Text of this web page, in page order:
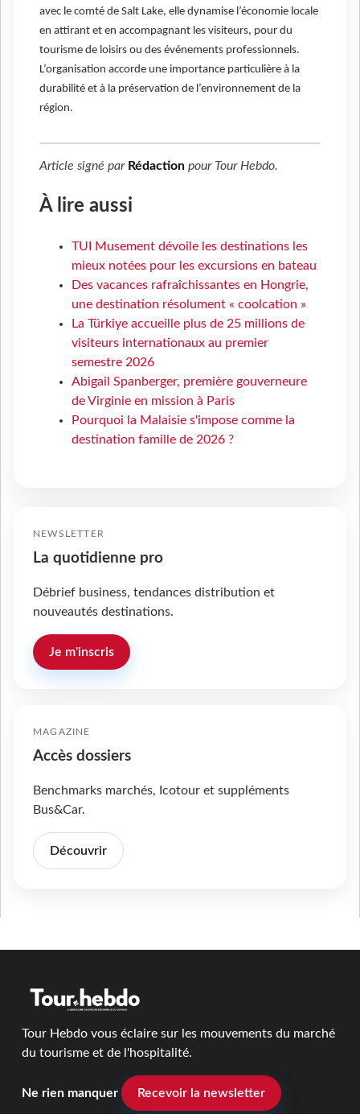
avec le comté de Salt Lake, elle dynamise l’économie locale
en attirant et en accompagnant les visiteurs, pour du
tourisme de loisirs ou des événements professionnels.
L’organisation accorde une importance particulière à la
durabilité et à la préservation de l’environnement de la
région.
Article signé par Rédaction pour Tour Hebdo.
À lire aussi
TUI Musement dévoile les destinations les
mieux notées pour les excursions en bateau
Des vacances rafraîchissantes en Hongrie,
une destination résolument « coolcation »
La Türkiye accueille plus de 25 millions de
visiteurs internationaux au premier
semestre 2026
Abigail Spanberger, première gouverneure
de Virginie en mission à Paris
Pourquoi la Malaisie s'impose comme la
destination famille de 2026 ?
NEWSLETTER
La quotidienne pro
Débrief business, tendances distribution et
nouveautés destinations.
Je m'inscris
MAGAZINE
Accès dossiers
Benchmarks marchés, Icotour et suppléments
Bus&Car.
Découvrir
Tour Hebdo vous éclaire sur les mouvements du marché
du tourisme et de l'hospitalité.
Ne rien manquer Recevoir la newsletter